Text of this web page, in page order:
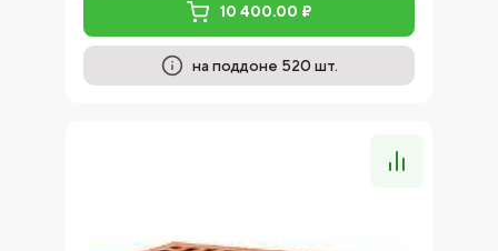
10 400.00 ₽
на поддоне 520 шт.